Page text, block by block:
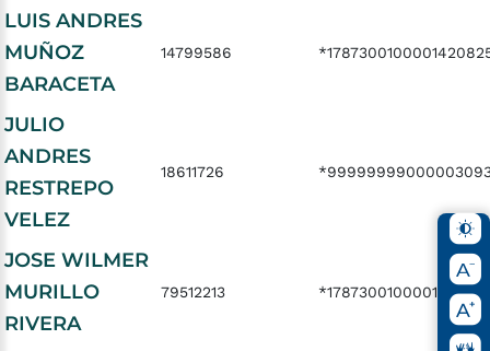
LUIS ANDRES
MUÑOZ
BARACETA
14799586
JULIO
ANDRES
RESTREPO
VELEZ
18611726
JOSE WILMER
MURILLO
RIVERA
79512213